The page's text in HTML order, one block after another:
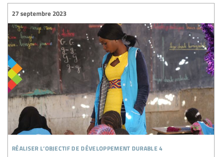
réaliser l’objectif de développement durable 4
27 septembre 2023